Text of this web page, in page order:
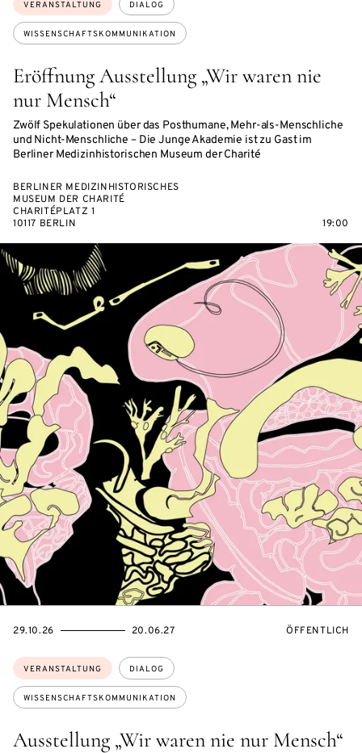
Eröffnung Ausstellung „Wir waren nie
nur Mensch“
Zwölf Spekulationen über das Posthumane, Mehr-als-Menschliche
und Nicht-Menschliche – Die Junge Akademie ist zu Gast im
Berliner Medizinhistorischen Museum der Charité
VERANSTALTUNG DIALOG
WISSENSCHAFTSKOMMUNIKATION
BERLINER MEDIZINHISTORISCHES
MUSEUM DER CHARITÉ
CHARITÉPLATZ 1
10117 BERLIN
19:00
Ausstellung „Wir waren nie nur Mensch“
Themen:
VERANSTALTUNG DIALOG
WISSENSCHAFTSKOMMUNIKATION
EVENTBEGINSON
29.10.26
EVENTENDSON 20.06.27 ÖFFENTLICH